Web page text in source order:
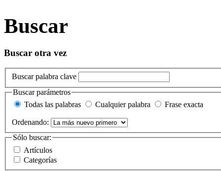
Buscar
Buscar otra vez
Buscar palabra clave
Buscar parámetros
Todas las palabras
Cualquier palabra Frase exacta
Ordenando:
Sólo buscar:
Artículos
Categorías